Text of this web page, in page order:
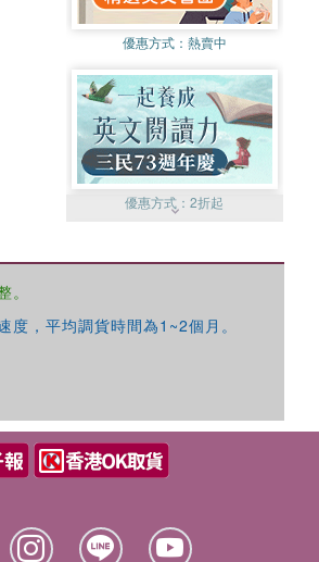
優惠方式： 熱賣中
優惠方式：2折起
，平均調貨時間為1~2個月。